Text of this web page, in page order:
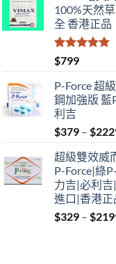
100%天然
全 香港正品
評分
滿分 5
$799
P-Force 超
鋼加強版 藍
利吉
$379 – $
超級雙效威
P-Force|綠
力吉|必利
進口|香港正
$329 – $